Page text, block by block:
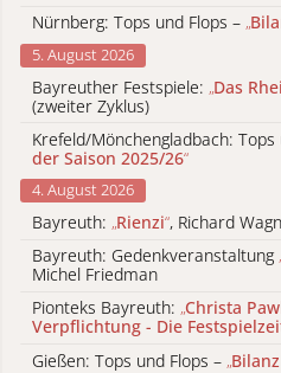
Nürnberg: Tops und Flops – „
5. August 2026
Bayreuther Festspiele: „Das
(zweiter Zyklus)
Krefeld/Mönchengladbach: Tops
der Saison 2025/26“
4. August 2026
Bayreuth: „Rienzi“, Richard
Bayreuth: Gedenkveranstaltung
Michel Friedman
Pionteks Bayreuth: „Christa
Verpflichtung - Die
Gießen: Tops und Flops – „